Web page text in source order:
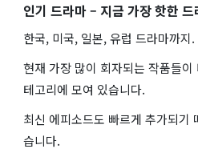
인기 드라마 – 지금 가장 핫한
한국, 미국, 일본, 유럽 드라마까지.
현재 가장 많이 회자되는 작품들
테고리에 모여 있습니다.
최신 에피소드도 빠르게 추가되기
습니다.